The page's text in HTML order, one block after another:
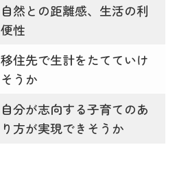
自然との距離感、生活の利
便性
移住先で生計をたてていけ
そうか
自分が志向する子育てのあ
り方が実現できそうか